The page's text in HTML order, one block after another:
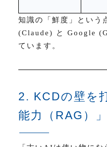
知識の「鮮度」という
(Claude)
と Google
ています。
2. KCDの壁を
能力（RAG）